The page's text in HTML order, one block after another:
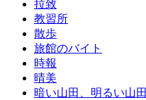
拉致
教習所
散歩
旅館のバイト
時報
晴美
暗い山田、明るい山田